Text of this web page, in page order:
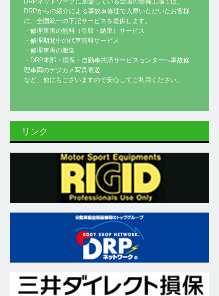
DRPからの紹介による事故車修理で入庫いただいたお客様
に、全国統一の下記サービスを提供します。
・修理車両の無料（引取・納車）サービス
・修理期間中の代車無料サービス
・修理車両の搬送
・DRP本部・損保・自動車共済サービスセンターへ事故修
理車両のデジカメ写真電送
リンク